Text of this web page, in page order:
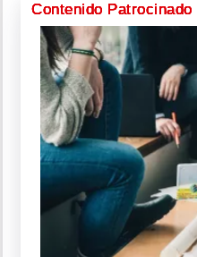
Contenido Patrocinado